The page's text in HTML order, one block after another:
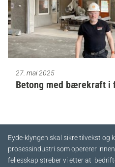
27. mai 2025
Betong med bærekraft i
Eyde-klyngen skal sikre tilvekst og
prosessindustri som opererer
fellesskap streber vi etter at